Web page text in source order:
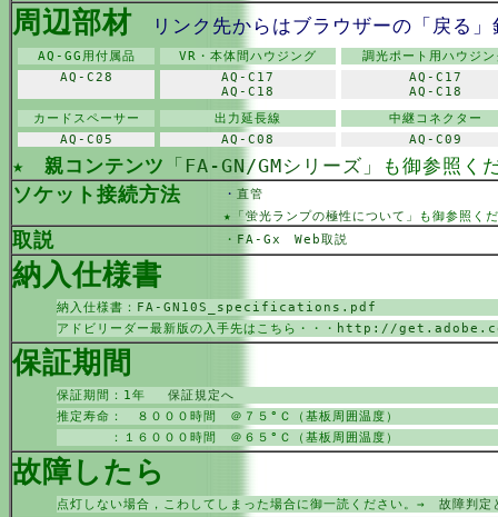
周辺部材 リンク先からはブラウザーの「戻る」
AQ-GG用付属品 VR・本体間ハウジング
調光ポート用ハウジン
AQ-C28
AQ-C17
AQ-C18
AQ-C17
AQ-C18
カードスペーサー
出力延長線
中継コネクター
AQ-C05
AQ-C08 AQ-C09
★ 親コンテンツ 「FA-GN/GMシリーズ」 も御参照く
ソケット接続方法 ・ 直管
★
「蛍光ランプの極性について」 も御参照く
取説 ・ FA-Gx Web取説
納入仕様書
納入仕様書： FA-GN10S_specifications.pdf
アドビリーダー最新版の入手先はこちら・・・ http://
保証期間
保証期間：1年
保証規定へ
推定寿命： ８０００時間 ＠７５°Ｃ（基板周囲温度）
：１６０００時間 ＠６５°Ｃ（基板周囲温度）
故障したら
点灯しない場合，こわしてしまった場合に御一読ください。→ 故障判定